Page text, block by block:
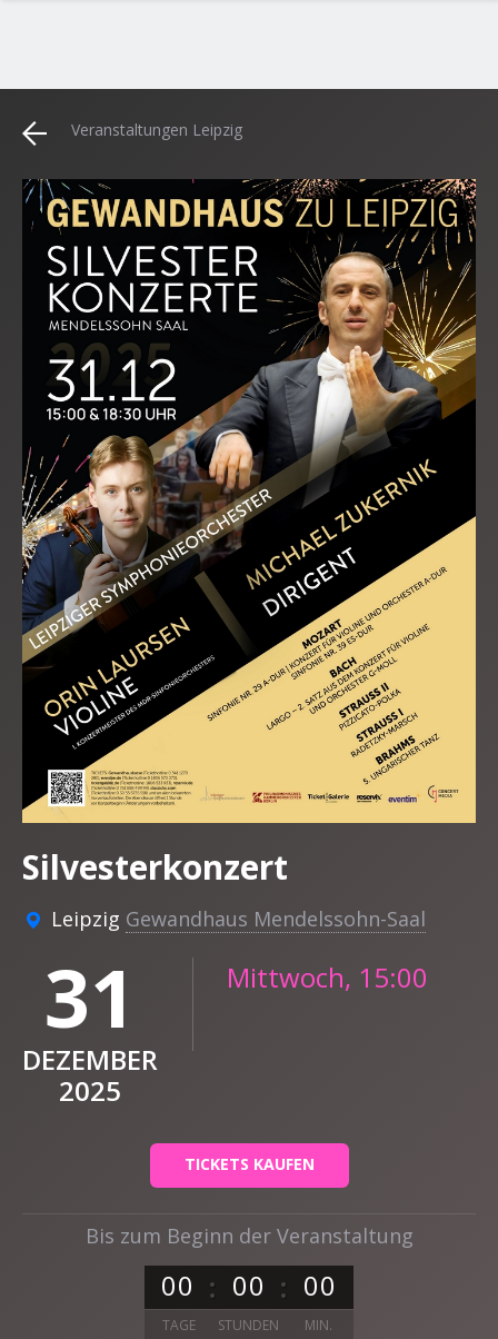
Veranstaltungen Leipzig
Bis zum Beginn der Veranstaltung
00 00 00
TAGE STUNDEN MIN.
Silvesterkonzert
Leipzig Gewandhaus Mendelssohn-Saal
31
DEZEMBER
2025
Mittwoch, 15:00
TICKETS KAUFEN